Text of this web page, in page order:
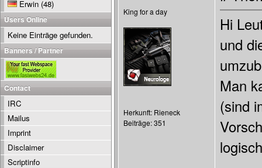
King for a day
Herkunft: Rieneck
Beiträge: 351
Hi
und
Man
(sind
Erwin (48)
Users Online
Keine Einträge gefunden.
Banners / Partner
Contact
IRC
Mailus
Imprint
Disclaimer
Scriptinfo